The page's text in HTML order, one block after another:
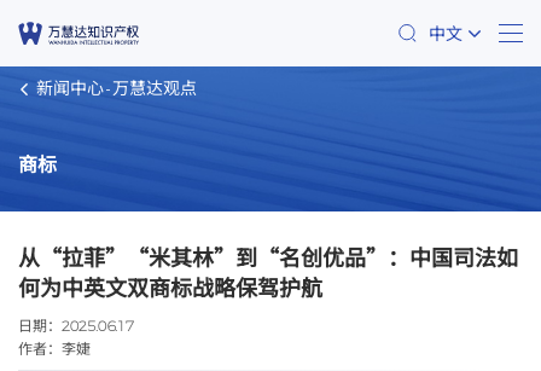
中文
新闻中心 万慧达观点
商标
从“拉菲”“米其林”到“名创优品”：中国司法如
何为中英文双商标战略保驾护航
日期： 2025.06.17
作者： 李婕